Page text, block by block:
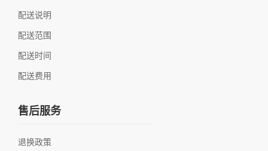
配送说明
配送范围
配送时间
配送费用
售后服务
退换政策